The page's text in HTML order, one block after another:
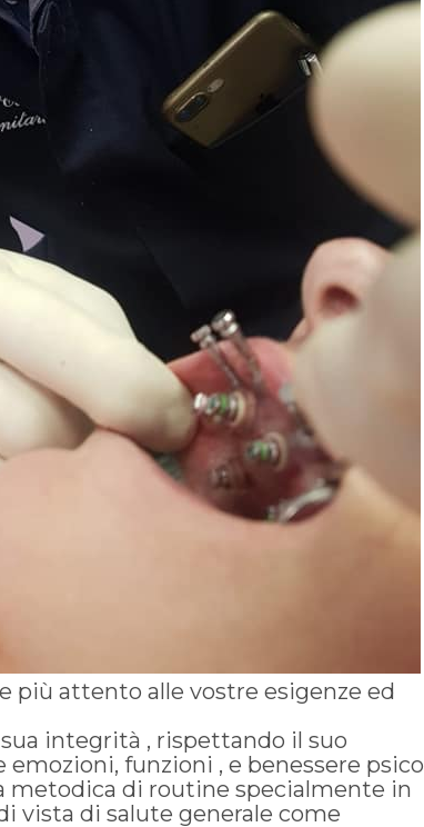
più attento alle vostre esigenze ed
integrità , rispettando il suo
funzioni , e benessere psico
metodica di routine specialmente in
vista di salute generale come